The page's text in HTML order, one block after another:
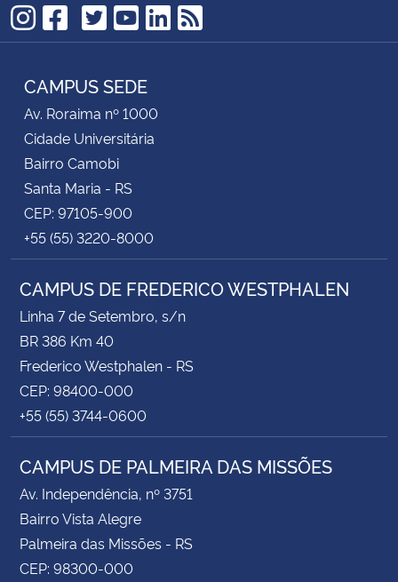
Instagram
Facebook
TikTok
Twitter
YouTube
LinkedIn
RSS
CAMPUS SEDE
Av. Roraima nº 1000
Cidade Universitária
Bairro Camobi
Santa Maria - RS
CEP: 97105-900
+55 (55) 3220-8000
CAMPUS DE FREDERICO WESTPHALEN
Linha 7 de Setembro, s/n
BR 386 Km 40
Frederico Westphalen - RS
CEP: 98400-000
+55 (55) 3744-0600
CAMPUS DE PALMEIRA DAS MISSÕES
Av. Independência, nº 3751
Bairro Vista Alegre
Palmeira das Missões - RS
CEP: 98300-000